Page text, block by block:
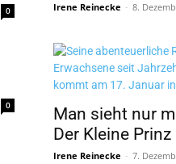
0 Irene Reinecke - 8.
0
Man sieht nur
Der Kleine Prinz
Irene Reinecke - 7.